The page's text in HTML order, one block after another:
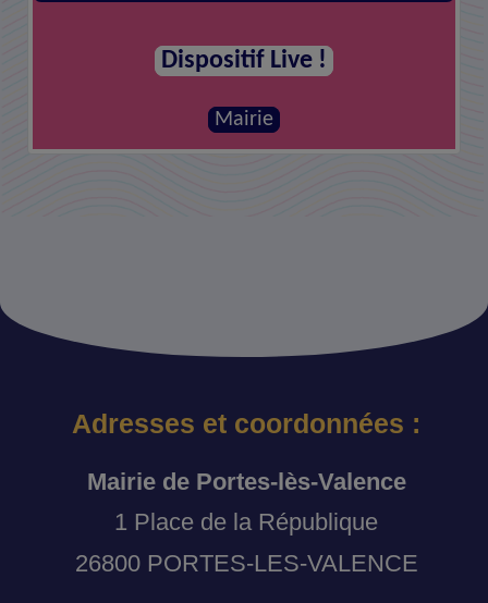
Dispositif Live !
Mairie
Adresses et coordonnées :
Mairie de Portes-lès-Valence
1 Place de la République
26800 PORTES-LES-VALENCE